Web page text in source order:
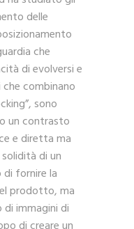
delle
che
di evolversi e
combinano
sono
un contrasto
e diretta ma
di un
fornire la
prodotto, ma
di immagini di